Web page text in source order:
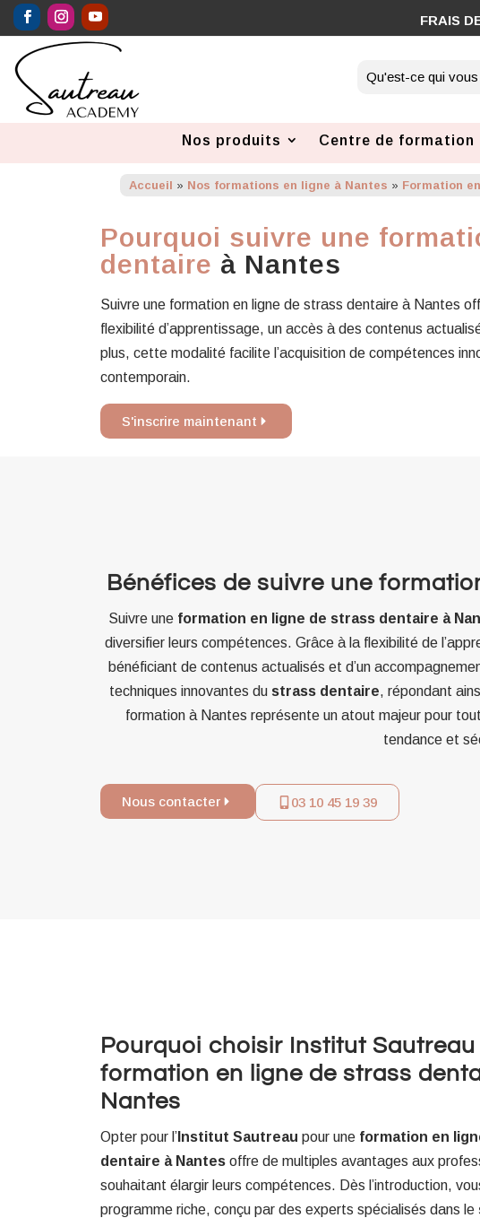
Nos produits Centre de formation
Accueil » Nos formations en ligne à Nantes » Formation
Pourquoi suivre une
dentaire à Nantes
Suivre une formation en ligne de strass dentaire à Nantes
flexibilité d’apprentissage, un accès à des contenus
plus, cette modalité facilite l’acquisition de compétences
contemporain.
S'inscrire maintenant
Bénéfices de suivre une
Suivre une formation en ligne de strass dentaire à
diversifier leurs compétences. Grâce à la flexibilité de
bénéficiant de contenus actualisés et d’un
techniques innovantes du strass dentaire, répondant
formation à Nantes représente un atout majeur pour
tendance et
Nous contacter 03 10 45 19 39
Pourquoi choisir Institut
formation en ligne de strass
Nantes
Opter pour l’ Institut Sautreau pour une formation en
dentaire à Nantes offre de multiples avantages aux
souhaitant élargir leurs compétences. Dès l’introduction,
programme riche, conçu par des experts spécialisés dans le